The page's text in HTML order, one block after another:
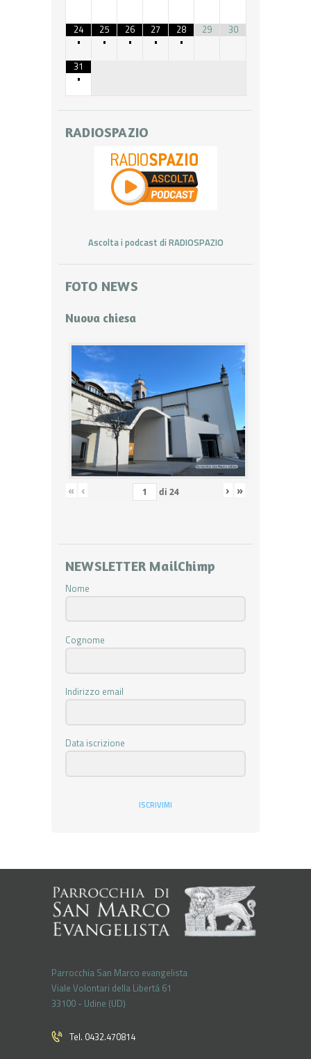
24
•
25
•
26
•
27
•
28
•
29 30
31
•
RADIOSPAZIO
Ascolta i podcast di RADIOSPAZIO
FOTO NEWS
Nuova chiesa
« ‹ di 24 › »
NEWSLETTER MailChimp
Nome
Cognome
Indirizzo email
Data iscrizione
ISCRIVIMI
Parrocchia San Marco evangelista
Viale Volontari della Libertá 61
33100 - Udine (UD)
Tel. 0432.470814